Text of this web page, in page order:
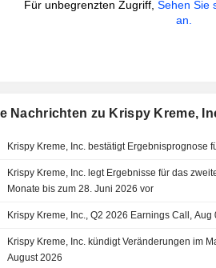
Für unbegrenzten Zugriff,Sehen Sie
an.
Nachrichten zu Krispy Kreme,
Krispy Kreme, Inc. bestätigt Ergebnisprognose
Krispy Kreme, Inc. legt Ergebnisse für das
Monate bis zum 28. Juni 2026 vor
Krispy Kreme, Inc., Q2 2026 Earnings Call, Aug
Krispy Kreme, Inc. kündigt Veränderungen im
August 2026